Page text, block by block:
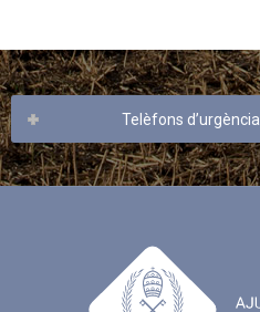
Telèfons d’urgència